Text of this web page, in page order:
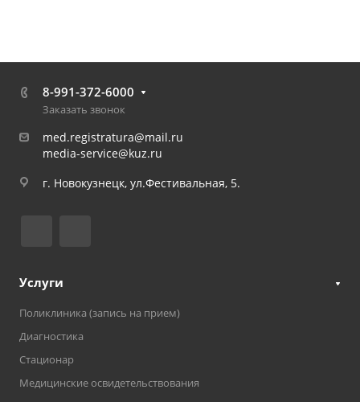
8-991-372-6000
Заказать звонок
med.registratura@mail.ru
media-service@kuz.ru
г. Новокузнецк, ул.Фестивальная, 5.
Услуги
Поликлиника (запись на прием)
Диагностика
Стационар
Медицинские освидетельствования